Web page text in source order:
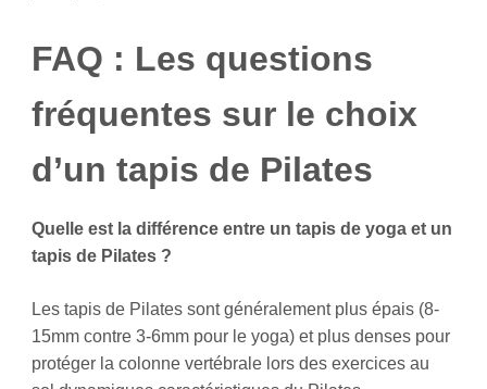
FAQ : Les questions
fréquentes sur le choix
d’un tapis de Pilates
Quelle est la différence entre un tapis de yoga et un
tapis de Pilates ?
Les tapis de Pilates sont généralement plus épais (8-
15mm contre 3-6mm pour le yoga) et plus denses pour
protéger la colonne vertébrale lors des exercices au